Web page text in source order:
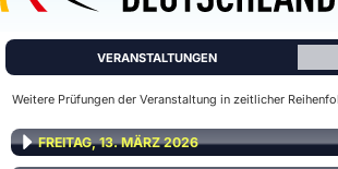
VERANSTALTUNGEN
Weitere Prüfungen der Veranstaltung in zeitlicher
FREITAG, 13. MÄRZ 2026